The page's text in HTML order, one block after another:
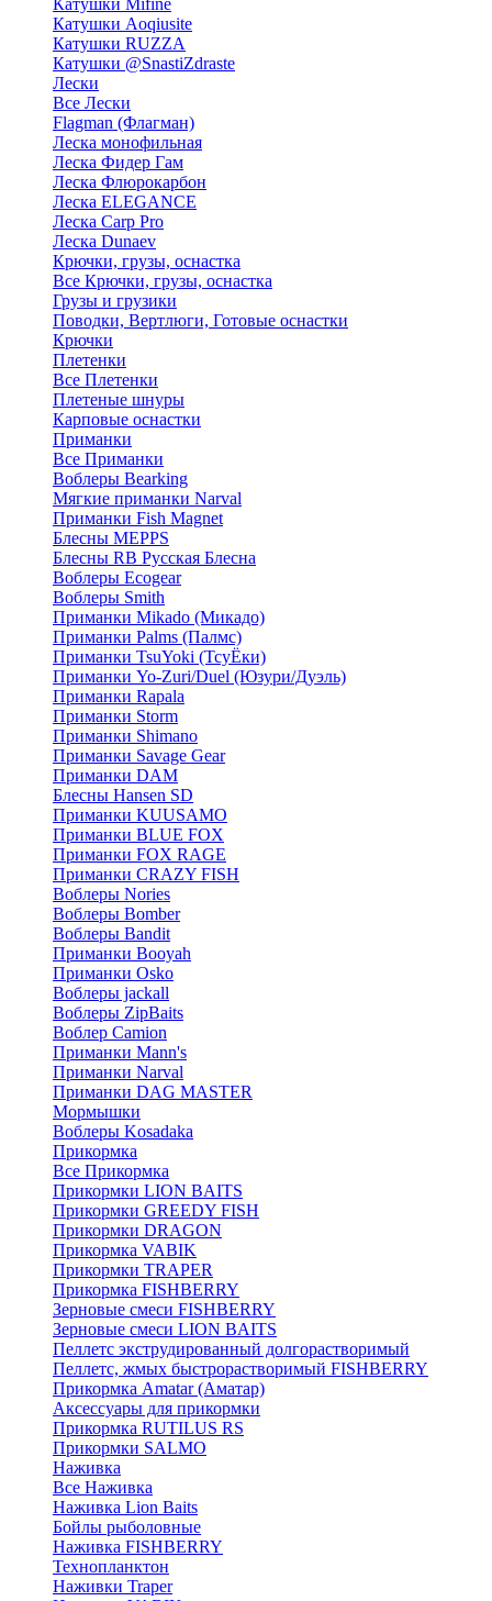
Катушки Mifine
Катушки Aoqiusite
Катушки RUZZA
Катушки @SnastiZdraste
Лески
Все Лески
Flagman (Флагман)
Леска монофильная
Леска Фидер Гам
Леска Флюрокарбон
Леска ELEGANCE
Леска Carp Pro
Леска Dunaev
Крючки, грузы, оснастка
Все Крючки, грузы, оснастка
Грузы и грузики
Поводки, Вертлюги, Готовые оснастки
Крючки
Плетенки
Все Плетенки
Плетеные шнуры
Карповые оснастки
Приманки
Все Приманки
Воблеры Bearking
Мягкие приманки Narval
Приманки Fish Magnet
Блесны MEPPS
Блесны RB Русская Блесна
Воблеры Ecogear
Воблеры Smith
Приманки Mikado (Микадо)
Приманки Palms (Палмс)
Приманки TsuYoki (ТсуЁки)
Приманки Yo-Zuri/Duel (Юзури/Дуэль)
Приманки Rapala
Приманки Storm
Приманки Shimano
Приманки Savage Gear
Приманки DAM
Блесны Hansen SD
Приманки KUUSAMO
Приманки BLUE FOX
Приманки FOX RAGE
Приманки CRAZY FISH
Воблеры Nories
Воблеры Bomber
Воблеры Bandit
Приманки Booyah
Приманки Osko
Воблеры jackall
Воблеры ZipBaits
Воблер Camion
Приманки Mann's
Приманки Narval
Приманки DAG MASTER
Мормышки
Воблеры Kosadaka
Прикормка
Все Прикормка
Прикормки LION BAITS
Прикормки GREEDY FISH
Прикормки DRAGON
Прикормка VABIK
Прикормки TRAPER
Прикормка FISHBERRY
Зерновые смеси FISHBERRY
Зерновые смеси LION BAITS
Пеллетс экструдированный долгорастворимый
Пеллетс, жмых быстрорастворимый FISHBERRY
Прикормка Amatar (Аматар)
Аксессуары для прикормки
Прикормка RUTILUS RS
Прикормки SALMO
Наживка
Все Наживка
Наживка Lion Baits
Бойлы рыболовные
Наживка FISHBERRY
Технопланктон
Наживки Traper